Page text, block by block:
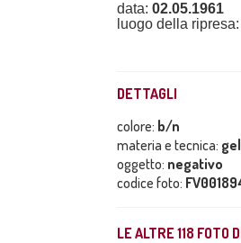
data: 02.05.1961
luogo della ripresa:
DETTAGLI
colore: b/n
materia e tecnica:
oggetto: negativo
codice foto:
LE ALTRE118 FOTO